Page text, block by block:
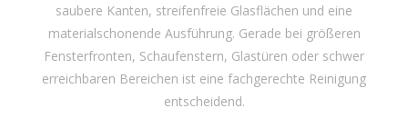
saubere Kanten, streifenfreie Glasflächen und eine
materialschonende Ausführung. Gerade bei größeren
Fensterfronten, Schaufenstern, Glastüren oder schwer
erreichbaren Bereichen ist eine fachgerechte Reinigung
entscheidend.